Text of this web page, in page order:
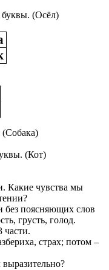
(Осёл)
(Собака)
(Кот)
Какие чувства мы
без поясняющих слов
грусть, голод.
части.
страх; потом –